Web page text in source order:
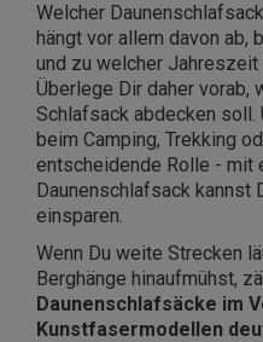
Welcher
hängt vor allem davon ab,
und zu welcher
Überlege Dir daher vorab,
Schlafsack abdecken soll.
beim Camping, Trekking
entscheidende Rolle - mit
Daunenschlafsack kannst
einsparen.
Wenn Du weite Strecken
Berghänge hinaufmühst,
Daunenschlafsäcke im
Kunstfasermodellen